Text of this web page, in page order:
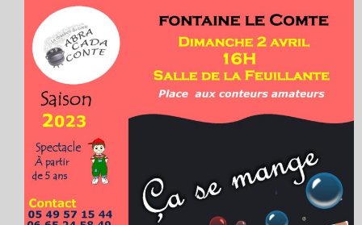
Les balades contées
contactez Abracadaconte
Conte en fête
Progamme
Programme du festival off 2021
La presse parle du Festival
Nouvelle République 8 juillet 2018